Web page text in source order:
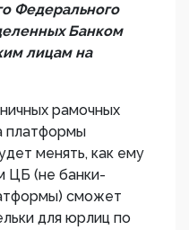
Федерального
Банком
лицам на
рамочных
платформы
менять, как ему
ЦБ (не банки-
сможет
для юрлиц по